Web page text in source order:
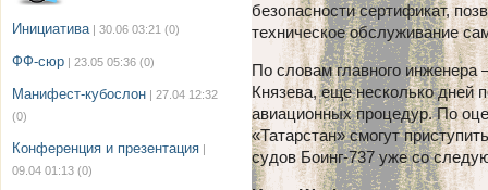
Инициатива | 30.06 03:21 (0)
ФФ-сюр | 23.05 05:36 (0)
Манифест-кубослон | 27.04 12:32
(0)
Конференция и презентация |
09.04 01:13 (0)
безопасности сертификат,
техническое обслуживание
По словам главного инженера
Князева, еще несколько дней
авиационных процедур. По
«Татарстан»смогут
судов Боинг-737 уже со